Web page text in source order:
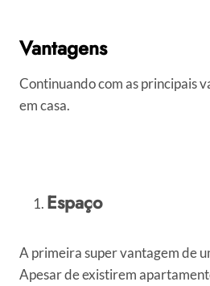
Vantagens
Continuando com as principais
em casa.
Espaço
A primeira super vantagem de
Apesar de existirem